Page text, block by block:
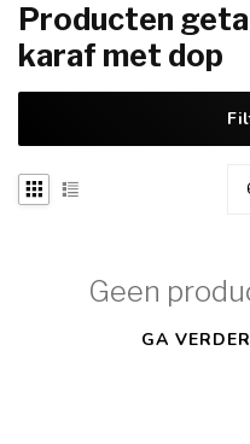
Producten
karaf met dop
Geen
GA